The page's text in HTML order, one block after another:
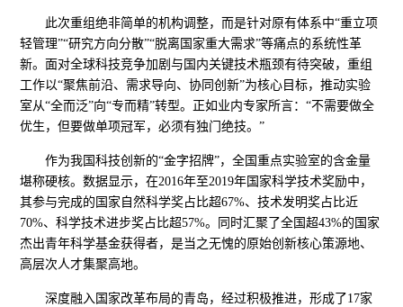
此次重组绝非简单的机构调整，而是针对原有体系中“重立项
轻管理”“研究方向分散”“脱离国家重大需求”等痛点的系统性革
新。面对全球科技竞争加剧与国内关键技术瓶颈有待突破，重组
工作以“聚焦前沿、需求导向、协同创新”为核心目标，推动实验
室从“全而泛”向“专而精”转型。正如业内专家所言：“不需要做全
优生，但要做单项冠军，必须有独门绝技。”
作为我国科技创新的“金字招牌”，全国重点实验室的含金量
堪称硬核。数据显示，在2016年至2019年国家科学技术奖励中，
其参与完成的国家自然科学奖占比超67%、技术发明奖占比近
70%、科学技术进步奖占比超57%。同时汇聚了全国超43%的国家
杰出青年科学基金获得者，是当之无愧的原始创新核心策源地、
高层次人才集聚高地。
深度融入国家改革布局的青岛，经过积极推进，形成了17家